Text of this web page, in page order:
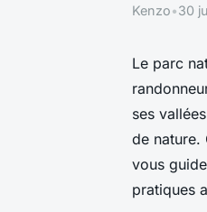
Kenzo•30
Le parc
ses
de nature.
vous
pratiques